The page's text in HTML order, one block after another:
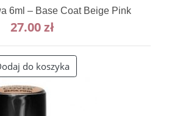
6ml – Base Coat Beige Pink
27.00zł
do koszyka